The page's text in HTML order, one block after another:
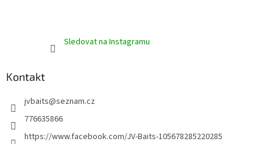
Sledovat na Instagramu
Kontakt
jvbaits@seznam.cz
776635866
https://www.facebook.com/JV-Baits-105678285220285